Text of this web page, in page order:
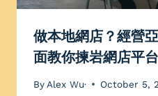
做本地網店？經營
面教你揀岩網店平台
By Alex Wu· October 5,